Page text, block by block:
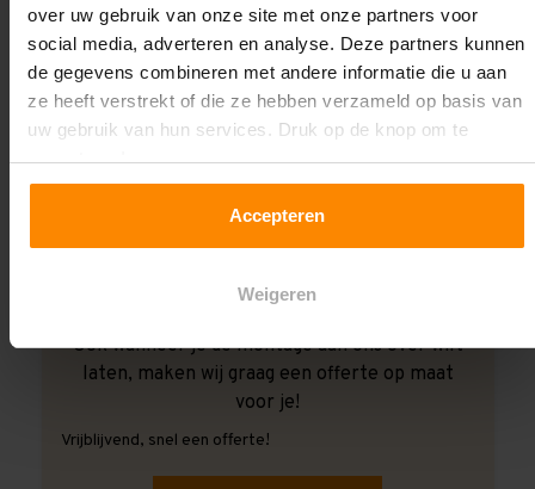
over uw gebruik van onze site met onze partners voor
social media, adverteren en analyse. Deze partners kunnen
de gegevens combineren met andere informatie die u aan
ze heeft verstrekt of die ze hebben verzameld op basis van
uw gebruik van hun services. Druk op de knop om te
accepteren!
Accepteren
Weigeren
Ook wanneer je de montage aan ons over wilt
laten, maken wij graag een offerte op maat
voor je!
Vrijblijvend, snel een offerte!